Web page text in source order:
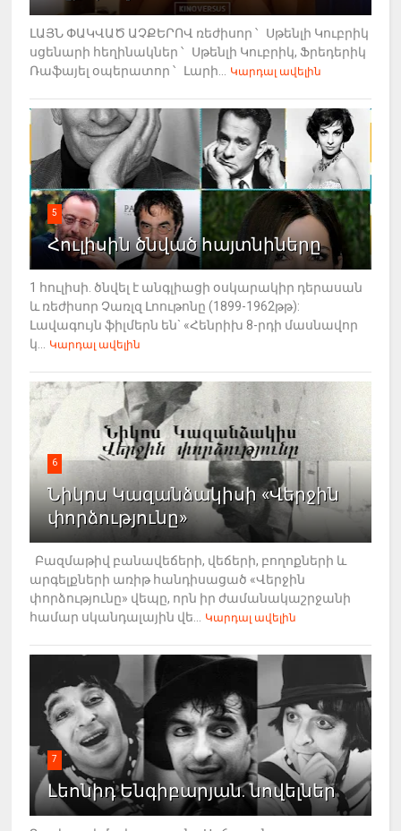
ԼԱՅՆ ՓԱԿՎԱԾ ԱՉՔԵՐՈՎ ռեժիսոր ՝ Սթենլի Կուբրիկ
սցենարի հեղինակներ ՝ Սթենլի Կուբրիկ, Ֆրեդերիկ
Ռաֆայել օպերատոր ՝ Լարի...
Կարդալ ավելին
5
Հուլիսին ծնված հայտնիները
1 հուլիսի. ծնվել է անգլիացի օսկարակիր դերասան
և ռեժիսոր Չառլզ Լոութոնը (1899-1962թթ):
Լավագույն ֆիլմերն են` «Հենրիխ 8-րդի մասնավոր
կ...
Կարդալ ավելին
6
Նիկոս Կազանձակիսի «Վերջին
փորձությունը»
Բազմաթիվ բանավեճերի, վեճերի, բողոքների և
արգելքների առիթ հանդիսացած «Վերջին
փորձությունը» վեպը, որն իր ժամանակաշրջանի
համար սկանդալային վե...
Կարդալ ավելին
7
Լեոնիդ Ենգիբարյան. նովելներ